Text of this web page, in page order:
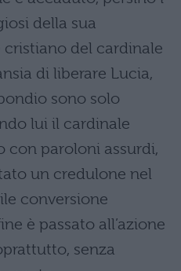
della sua
cristiano del cardinale
di liberare Lucia,
sono solo
lui il cardinale
con paroloni assurdi,
un credulone nel
conversione
è passato all’azione
senza